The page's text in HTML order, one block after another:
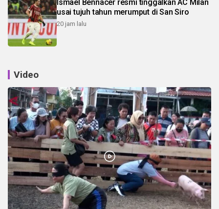
Ismael Bennacer resmi tinggalkan AC Milan
usai tujuh tahun merumput di San Siro
20 jam lalu
Video